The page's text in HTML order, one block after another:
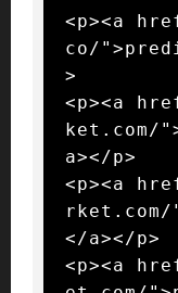
<p><a
co/
>
<p><a
ket.com/
a></p>
<p><a
</a></p>
<p><a